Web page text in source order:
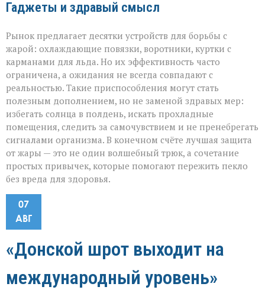
Гаджеты и здравый смысл
Рынок предлагает десятки устройств для борьбы с
жарой: охлаждающие повязки, воротники, куртки с
карманами для льда. Но их эффективность часто
ограничена, а ожидания не всегда совпадают с
реальностью. Такие приспособления могут стать
полезным дополнением, но не заменой здравых мер:
избегать солнца в полдень, искать прохладные
помещения, следить за самочувствием и не пренебрегать
сигналами организма. В конечном счёте лучшая защита
от жары — это не один волшебный трюк, а сочетание
простых привычек, которые помогают пережить пекло
без вреда для здоровья.
07
АВГ
«Донской шрот выходит на
международный уровень»